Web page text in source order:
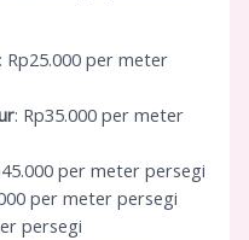
: Rp25.000 per meter
: Rp35.000 per meter
per meter persegi
per meter persegi
persegi